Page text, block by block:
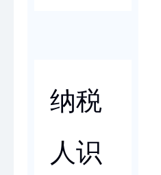
纳税
人识